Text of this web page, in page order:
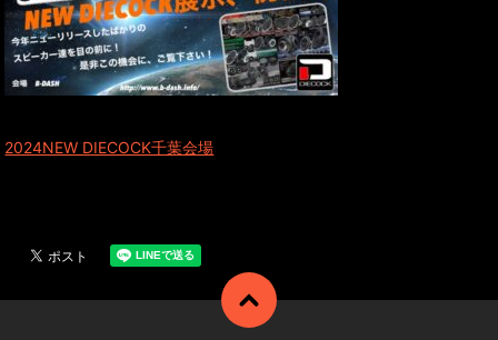
2024NEW DIECOCK千葉会場